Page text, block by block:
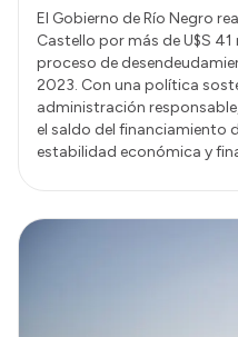
El Gobierno de Río Negro
Castello por más de U$S
proceso de
2023. Con una política
administración
el saldo del financiamiento
estabilidad económica y